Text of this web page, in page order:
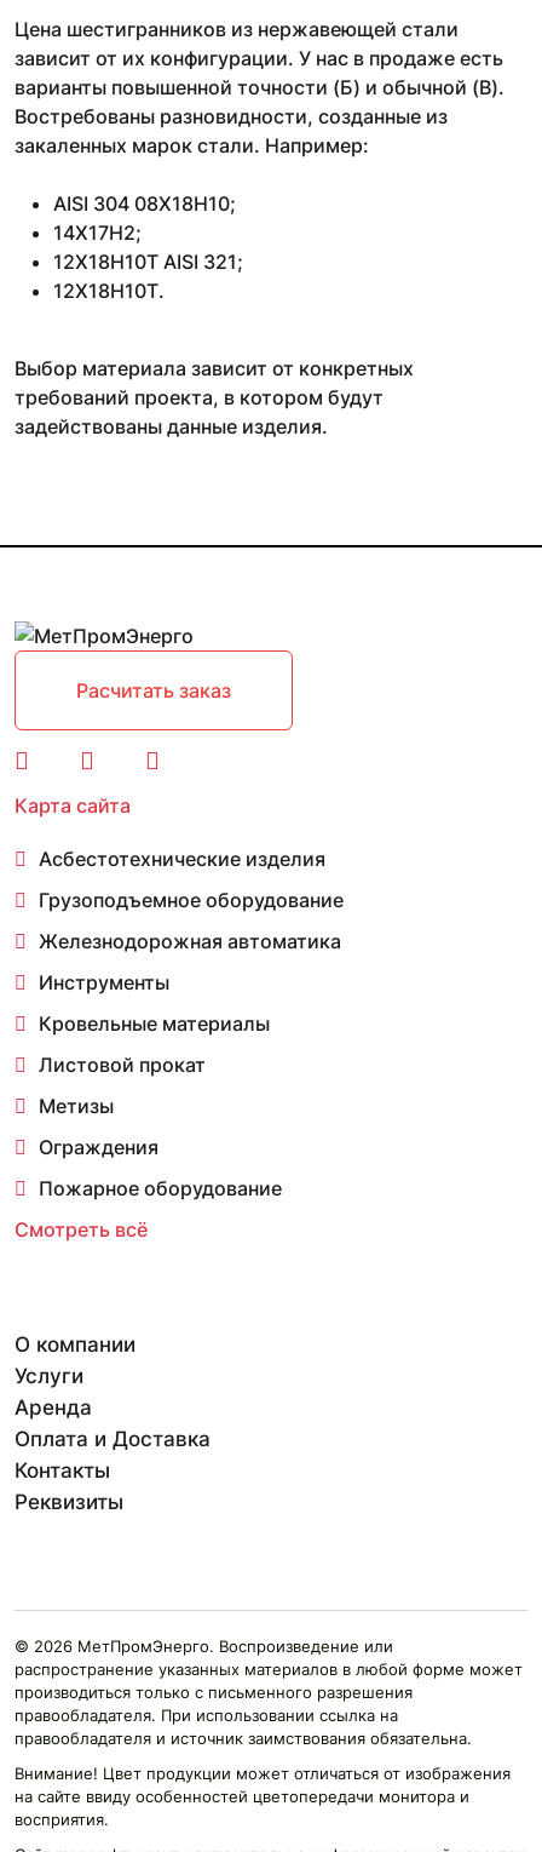
Цена шестигранников из нержавеющей стали
зависит от их конфигурации. У нас в продаже есть
варианты повышенной точности (Б) и обычной (В).
Востребованы разновидности, созданные из
закаленных марок стали. Например:
AISI 304 08Х18Н10;
14Х17Н2;
12Х18Н10Т AISI 321;
12Х18Н10Т.
Выбор материала зависит от конкретных
требований проекта, в котором будут
задействованы данные изделия.
Расчитать заказ
Карта сайта
Асбестотехнические изделия
Грузоподъемное оборудование
Железнодорожная автоматика
Инструменты
Кровельные материалы
Листовой прокат
Метизы
Ограждения
Пожарное оборудование
Смотреть всё
О компании
Услуги
Аренда
Оплата и Доставка
Контакты
Реквизиты
© 2026 МетПромЭнерго. Воспроизведение или
распространение указанных материалов в любой форме может
производиться только с письменного разрешения
правообладателя. При использовании ссылка на
правообладателя и источник заимствования обязательна.
Внимание! Цвет продукции может отличаться от изображения
на сайте ввиду особенностей цветопередачи монитора и
восприятия.